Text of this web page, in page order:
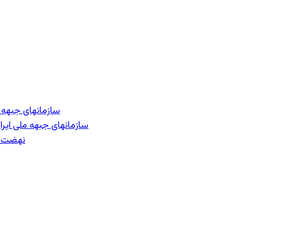
- سازمانهای
- سازمانهای جبهه ملی
-